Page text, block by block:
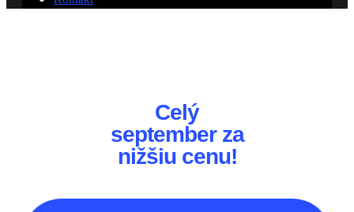
Celý
september za
nižšiu cenu!